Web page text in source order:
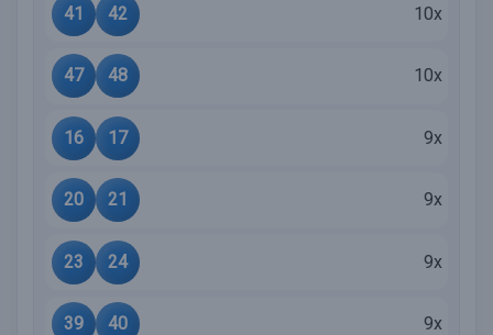
41 42 10x
47 48 10x
16 17 9x
20 21 9x
23 24 9x
39 40 9x